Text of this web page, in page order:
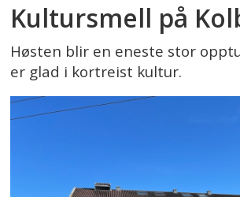
Kultursmell på
Høsten blir en eneste stor
er glad i kortreist kultur.